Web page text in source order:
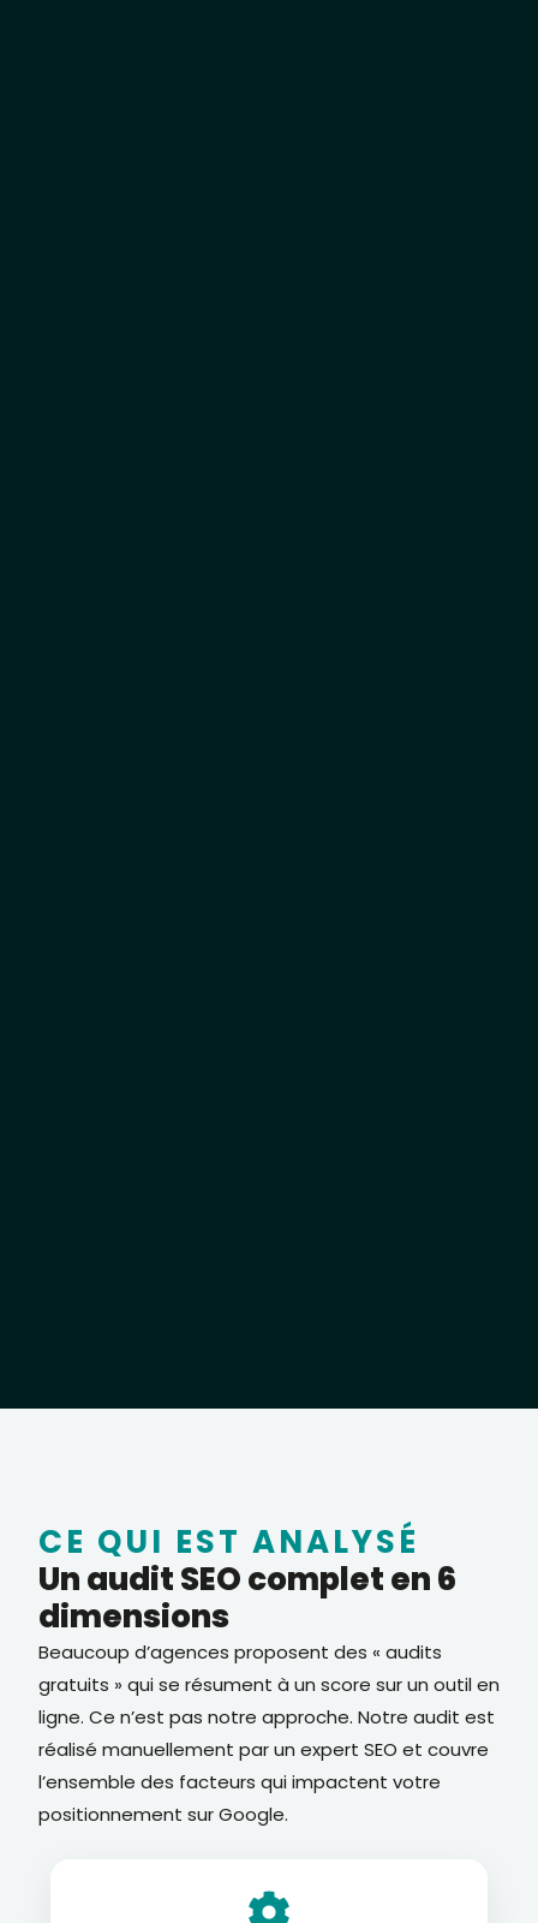
CE QUI EST ANALYSÉ
Un audit SEO complet en 6
dimensions
Beaucoup d’agences proposent des « audits
gratuits » qui se résument à un score sur un outil en
ligne. Ce n’est pas notre approche. Notre audit est
réalisé manuellement par un expert SEO et couvre
l’ensemble des facteurs qui impactent votre
positionnement sur Google.